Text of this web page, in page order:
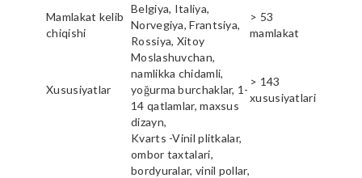
Mamlakat kelib
chiqishi
Belgiya, Italiya,
Norvegiya, Frantsiya,
Rossiya, Xitoy
> 53
mamlakat
Xususiyatlar
Moslashuvchan,
namlikka chidamli,
yoğurma burchaklar, 1-
14 qatlamlar, maxsus
dizayn,
> 143
xususiyatlari
Kvarts -Vinil plitkalar,
ombor taxtalari,
bordyuralar, vinil pollar,